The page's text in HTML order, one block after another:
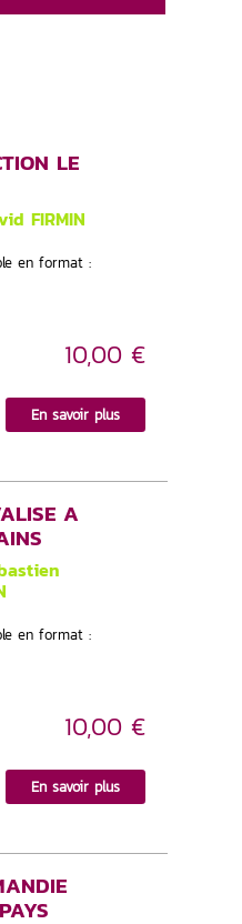
LE
FIRMIN
en format :
10,00 €
En savoir plus
A
en format :
10,00 €
En savoir plus